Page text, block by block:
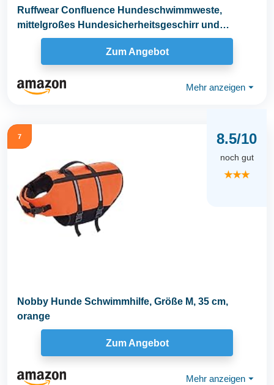
Ruffwear Confluence Hundeschwimmweste,
mittelgroßes Hundesicherheitsgeschirr und
Schwimmhilfe...
Zum Angebot
Mehr anzeigen ⏷
7 8.5/10
noch gut
★★★
Nobby Hunde Schwimmhilfe, Größe M, 35 cm,
orange
Zum Angebot
Mehr anzeigen ⏷